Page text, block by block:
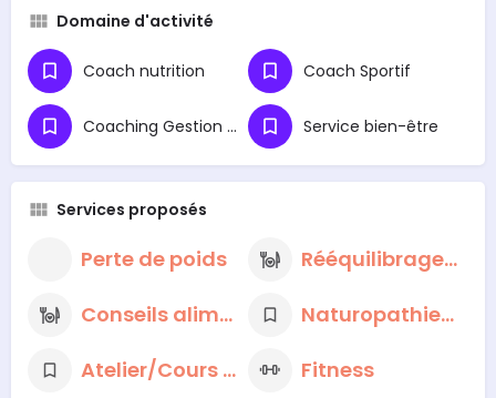
Domaine d'activité
Coach nutrition Coach Sportif
Coaching Gestion du Stress et Préparation Mentale Service bien-être
Services proposés
Perte de poids
Rééquilibrage alimentaire
Conseils alimentaires nutritionnels
Naturopathie/Phytothérapie
Atelier/Cours de cuisine
Fitness